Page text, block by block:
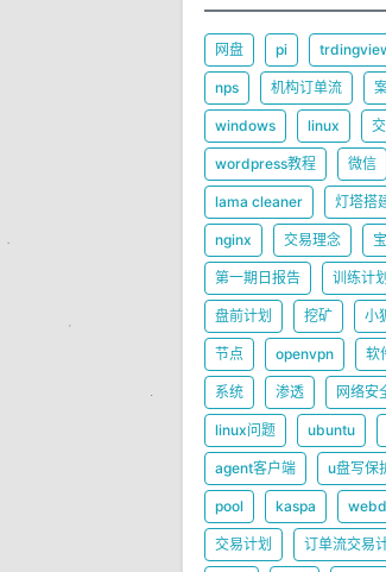
网盘 pi
nps 机构订单流
windows linux
wordpress教程 微信
lama cleaner 灯塔搭
nginx 交易理念
第一期日报告 训练计划
盘前计划 挖矿 小
节点 openvpn 软
系统 渗透 网络安
linux问题 ubuntu
agent客户端 u盘写保
pool kaspa
交易计划 订单流交易